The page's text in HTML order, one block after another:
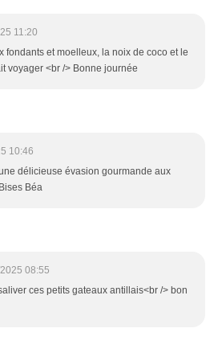
11:20
fondants et moelleux, la noix de coco et le
voyager <br /> Bonne journée
10:46
délicieuse évasion gourmande aux
Béa
08:55
ces petits gateaux antillais<br /> bon